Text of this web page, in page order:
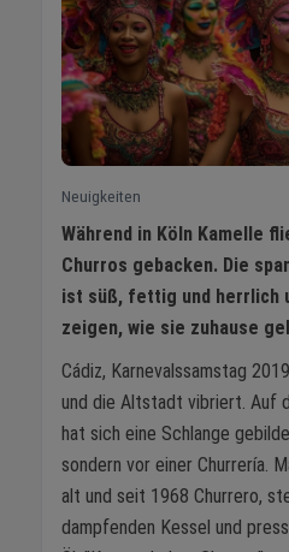
Neuigkeiten
Während in Köln Kamelle
Churros gebacken. Die
ist süß, fettig und herrlich
zeigen, wie sie zuhause
Cádiz, Karnevalssamstag
und die Altstadt vibriert. Auf
hat sich eine Schlange
sondern vor einer Churrería.
alt und seit 1968 Churrero,
dampfenden Kessel und